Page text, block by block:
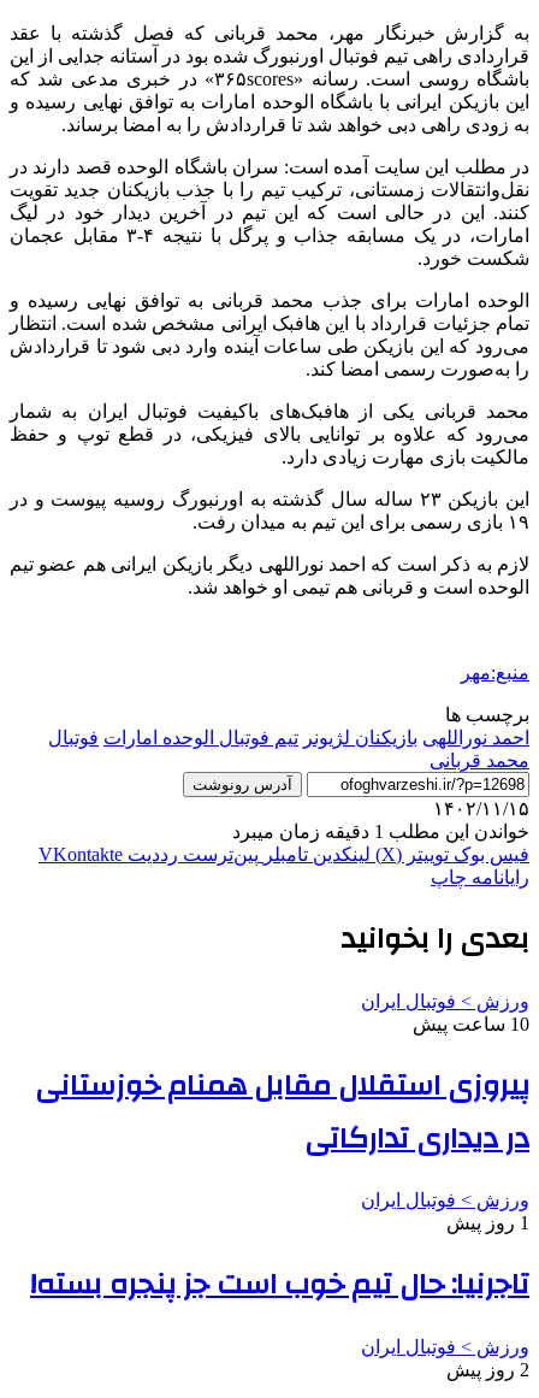
به گزارش خبرنگار مهر، محمد قربانی که فصل گذشته با عقد
قراردادی راهی تیم فوتبال اورنبورگ شده بود در آستانه جدایی از این
باشگاه روسی است. رسانه «۳۶۵scores» در خبری مدعی شد که
این بازیکن ایرانی با باشگاه الوحده امارات به توافق نهایی رسیده و
به زودی راهی دبی خواهد شد تا قراردادش را به امضا برساند.
در مطلب این سایت آمده است: سران باشگاه الوحده قصد دارند در
نقل‌وانتقالات زمستانی، ترکیب تیم را با جذب بازیکنان جدید تقویت
کنند. این در حالی است که این تیم در آخرین دیدار خود در لیگ
امارات، در یک مسابقه جذاب و پرگل با نتیجه ۴-۳ مقابل عجمان
شکست خورد.
الوحده امارات برای جذب محمد قربانی به توافق نهایی رسیده و
تمام جزئیات قرارداد با این هافبک ایرانی مشخص شده است. انتظار
می‌رود که این بازیکن طی ساعات آینده وارد دبی شود تا قراردادش
را به‌صورت رسمی امضا کند.
محمد قربانی یکی از هافبک‌های باکیفیت فوتبال ایران به شمار
می‌رود که علاوه بر توانایی بالای فیزیکی، در قطع توپ و حفظ
مالکیت بازی مهارت زیادی دارد.
این بازیکن ۲۳ ساله سال گذشته به اورنبورگ روسیه پیوست و در
۱۹ بازی رسمی برای این تیم به میدان رفت.
لازم به ذکر است که احمد نوراللهی دیگر بازیکن ایرانی هم عضو تیم
الوحده است و قربانی هم تیمی او خواهد شد.
منبع:مهر
برچسب ها
احمد نوراللهی بازیکنان لژیونر تیم فوتبال الوحده امارات فوتبال
محمد قربانی
آدرس رونوشت
۱۴۰۲/۱۱/۱۵
خواندن این مطلب 1 دقیقه زمان میبرد
فیس بوک توییتر (X) لینکدین ‫تامبلر ‫پین‌ترست ‫رددیت ‫VKontakte
رایانامه چاپ
بعدی را بخوانید
ورزش > فوتبال ایران
10 ساعت پیش
پیروزی استقلال مقابل همنام خوزستانی
در دیداری تدارکاتی
ورزش > فوتبال ایران
1 روز پیش
تاجرنیا: حال تیم خوب است جز پنجره بسته!
ورزش > فوتبال ایران
2 روز پیش